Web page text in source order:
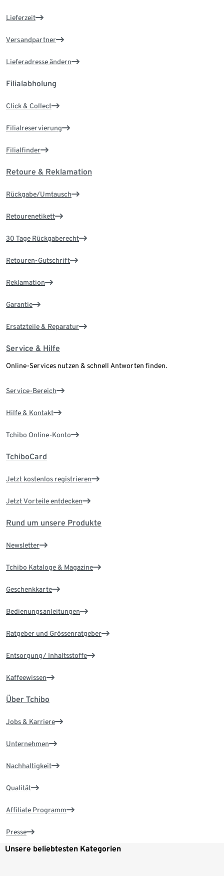
Lieferzeit
Versandpartner
Lieferadresse ändern
Filialabholung
Click & Collect
Filialreservierung
Filialfinder
Retoure & Reklamation
Rückgabe/Umtausch
Retourenetikett
30 Tage Rückgaberecht
Retouren-Gutschrift
Reklamation
Garantie
Ersatzteile & Reparatur
Service & Hilfe
Online-Services nutzen & schnell Antworten finden.
Service-Bereich
Hilfe & Kontakt
Tchibo Online-Konto
TchiboCard
Jetzt kostenlos registrieren
Jetzt Vorteile entdecken
Rund um unsere Produkte
Newsletter
Tchibo Kataloge & Magazine
Geschenkkarte
Bedienungsanleitungen
Ratgeber und Grössenratgeber
Entsorgung/ Inhaltsstoffe
Kaffeewissen
Über Tchibo
Jobs & Karriere
Unternehmen
Nachhaltigkeit
Qualität
Affiliate Programm
Presse
Unsere beliebtesten Kategorien